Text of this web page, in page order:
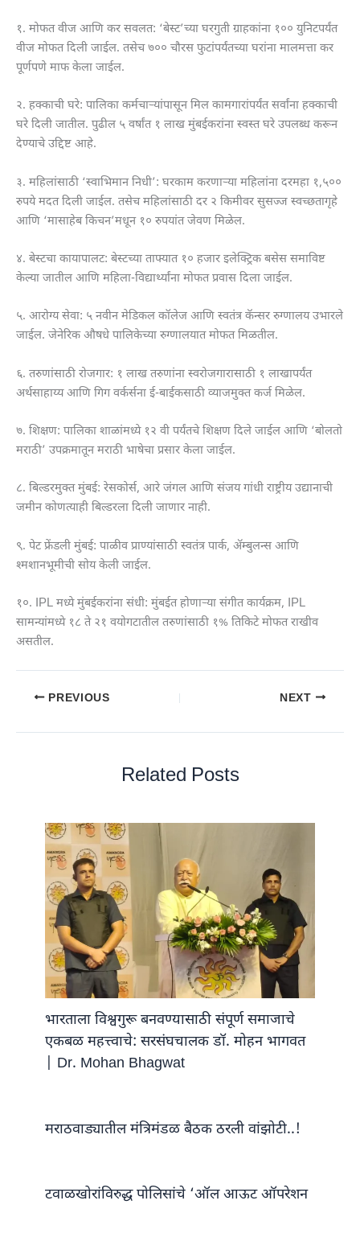
१. मोफत वीज आणि कर सवलत: ‘बेस्ट’च्या घरगुती ग्राहकांना १०० युनिटपर्यंत
वीज मोफत दिली जाईल. तसेच ७०० चौरस फुटांपर्यंतच्या घरांना मालमत्ता कर
पूर्णपणे माफ केला जाईल.
२. हक्काची घरे: पालिका कर्मचाऱ्यांपासून मिल कामगारांपर्यंत सर्वांना हक्काची
घरे दिली जातील. पुढील ५ वर्षांत १ लाख मुंबईकरांना स्वस्त घरे उपलब्ध करून
देण्याचे उद्दिष्ट आहे.
३. महिलांसाठी ‘स्वाभिमान निधी’: घरकाम करणाऱ्या महिलांना दरमहा १,५००
रुपये मदत दिली जाईल. तसेच महिलांसाठी दर २ किमीवर सुसज्ज स्वच्छतागृहे
आणि ‘मासाहेब किचन’मधून १० रुपयांत जेवण मिळेल.
४. बेस्टचा कायापालट: बेस्टच्या ताफ्यात १० हजार इलेक्ट्रिक बसेस समाविष्ट
केल्या जातील आणि महिला-विद्यार्थ्यांना मोफत प्रवास दिला जाईल.
५. आरोग्य सेवा: ५ नवीन मेडिकल कॉलेज आणि स्वतंत्र कॅन्सर रुग्णालय उभारले
जाईल. जेनेरिक औषधे पालिकेच्या रुग्णालयात मोफत मिळतील.
६. तरुणांसाठी रोजगार: १ लाख तरुणांना स्वरोजगारासाठी १ लाखापर्यंत
अर्थसाहाय्य आणि गिग वर्कर्सना ई-बाईकसाठी व्याजमुक्त कर्ज मिळेल.
७. शिक्षण: पालिका शाळांमध्ये १२ वी पर्यंतचे शिक्षण दिले जाईल आणि ‘बोलतो
मराठी’ उपक्रमातून मराठी भाषेचा प्रसार केला जाईल.
८. बिल्डरमुक्त मुंबई: रेसकोर्स, आरे जंगल आणि संजय गांधी राष्ट्रीय उद्यानाची
जमीन कोणत्याही बिल्डरला दिली जाणार नाही.
९. पेट फ्रेंडली मुंबई: पाळीव प्राण्यांसाठी स्वतंत्र पार्क, ॲम्बुलन्स आणि
श्मशानभूमीची सोय केली जाईल.
१०. IPL मध्ये मुंबईकरांना संधी: मुंबईत होणाऱ्या संगीत कार्यक्रम, IPL
सामन्यांमध्ये १८ ते २१ वयोगटातील तरुणांसाठी १% तिकिटे मोफत राखीव
असतील.
PREVIOUS NEXT
Related Posts
भारताला विश्वगुरू बनवण्यासाठी संपूर्ण समाजाचे
एकबळ महत्त्वाचे: सरसंघचालक डॉ. मोहन भागवत
| Dr. Mohan Bhagwat
मराठवाड्यातील मंत्रिमंडळ बैठक ठरली वांझोटी..!
टवाळखोरांविरुद्ध पोलिसांचे ‘ऑल आऊट ऑपरेशन